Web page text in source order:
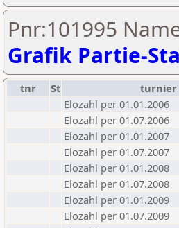
Pnr:101995
Grafik Partie-
tnr St turnier
Elozahl per 01.01.2006
Elozahl per 01.07.2006
Elozahl per 01.01.2007
Elozahl per 01.07.2007
Elozahl per 01.01.2008
Elozahl per 01.07.2008
Elozahl per 01.01.2009
Elozahl per 01.07.2009